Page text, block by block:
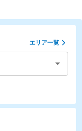
エリア一覧